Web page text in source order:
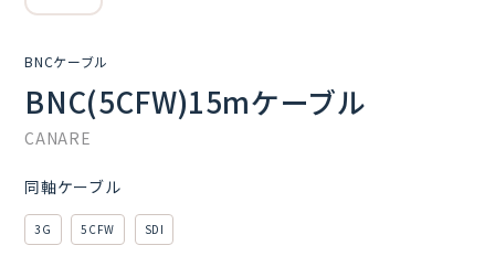
BNCケーブル
BNC(5CFW)15mケーブル
CANARE
同軸ケーブル
3G 5CFW SDI